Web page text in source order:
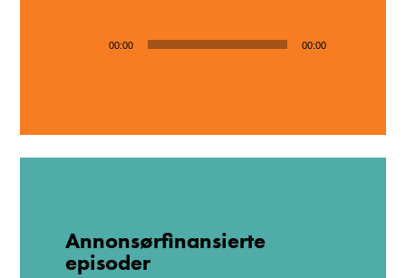
00:00 00:00
Annonsørfinansierte
episoder